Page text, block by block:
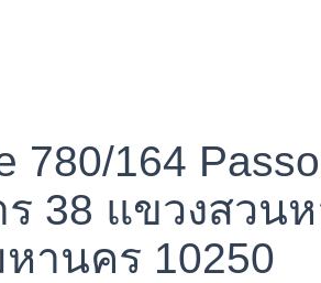
780/164
38 แขวงสวน
หานคร 10250